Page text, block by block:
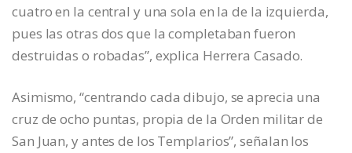
cuatro en la central y una sola en la de la izquierda,
pues las otras dos que la completaban fueron
destruidas o robadas”, explica Herrera Casado.
Asimismo, “centrando cada dibujo, se aprecia una
cruz de ocho puntas, propia de la Orden militar de
San Juan, y antes de los Templarios”, señalan los